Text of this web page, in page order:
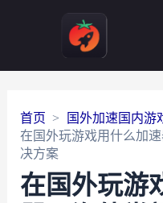
首页
国外加速国内游
在国外玩游戏用什么加
决方案
在国外玩游